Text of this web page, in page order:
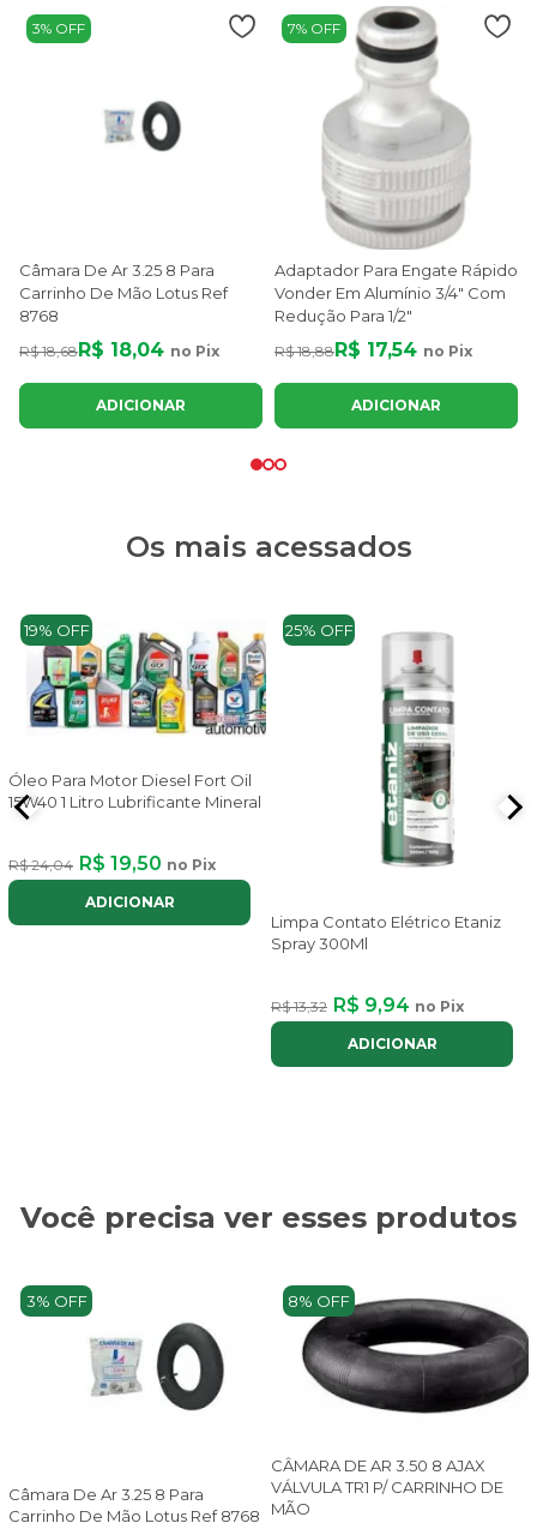
3% OFF
Câmara De Ar 3.25 8 Para
Carrinho De Mão Lotus Ref
8768
R$ 18,68 R$ 18,04 no Pix
ADICIONAR
7% OFF
Adaptador Para Engate Rápido
Vonder Em Alumínio 3/4" Com
Redução Para 1/2"
R$ 18,88 R$ 17,54 no Pix
ADICIONAR
Os mais acessados
19% OFF
Óleo Para Motor Diesel Fort Oil
15W40 1 Litro Lubrificante Mineral
R$ 24,04 R$ 19,50 no Pix
ADICIONAR
25% OFF
Limpa Contato Elétrico Etaniz
Spray 300Ml
R$ 13,32 R$ 9,94 no Pix
ADICIONAR
Você precisa ver esses produtos
3% OFF
Câmara De Ar 3.25 8 Para
Carrinho De Mão Lotus Ref 8768
8% OFF
CÂMARA DE AR 3.50 8 AJAX
VÁLVULA TR1 P/ CARRINHO DE
MÃO